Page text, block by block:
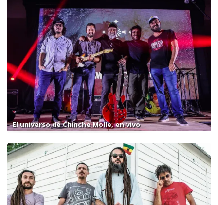
El universo de Chinche Molle, en vivo